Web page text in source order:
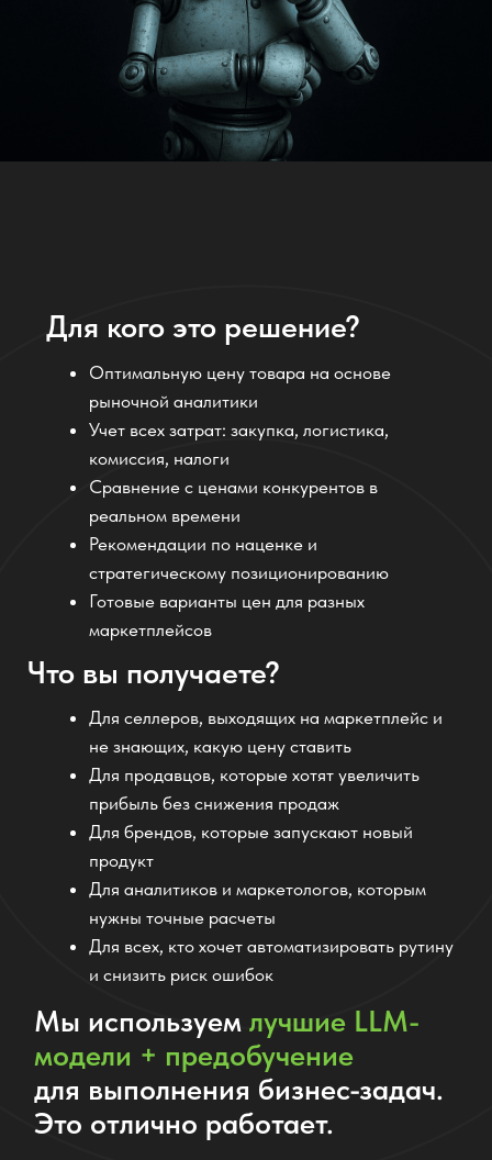
Мы используемлучшие LLM-
Для брендов, которые запускают новый
Для аналитиков и маркетологов, которым
нужны точные расчеты
Для всех, кто хочет автоматизировать рутину
и снизить риск ошибок
Отзывы наших клиентов
«Раньше выставлял цену на глаз. Теперь
пользуюсь нейросетью от komanda.ai — она
сразу считает рентабельность, показывает
аналитику и предлагает оптимальный
вариант.»
Олег, частный предприниматель
ПРОТЕСТИРОВАТЬ ИИ СОТРУДНИКА
«ИИ помогает находить “золотую середину”: не
дешевле всех, но и не дороже, чтобы не
отпугнуть покупателей. Продажи выросли на
17%!»
Марина, менеджер маркетплейса